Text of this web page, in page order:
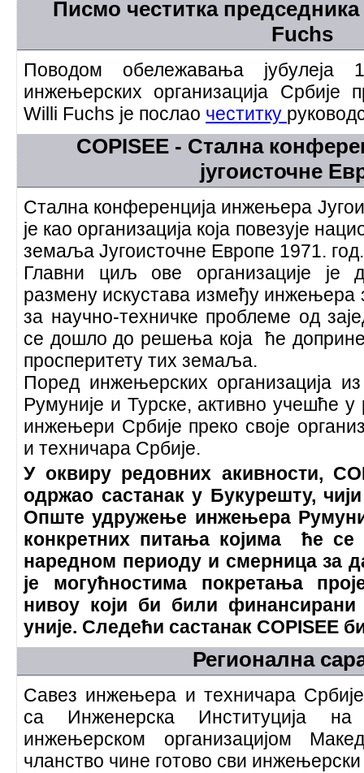
Писмо честитка
Fuchs
Поводом обележавања
инжењерских организација Србије
Willi Fuchs је послао честитку
COPISEE - Стална
југоисточне
Стална конференција инжењера
је као организација која повезује
земаља Југоисточне Европе 1971. год.
Главни циљ ове организације
размену искустава између
за научно-техничке проблеме од
се дошло до решења која ће
просперитету тих земаља.
Поред инжењерских организација
Румуније и Турске, активно учешће у
инжењери Србије преко своје
и техничара Србије.
У оквиру редовних акивности,
одржао састанак у Букурешту,
Опште удружење инжењера
конкретних питања којима ће се
наредном периоду и смерница за
је могућностима покретања
нивоу који би били
уније. Следећи састанак COPISEE
Регионална
Савез инжењера и техничара
са Инженерска Институција на
инжењерском организацијом
чланство чине готово сви